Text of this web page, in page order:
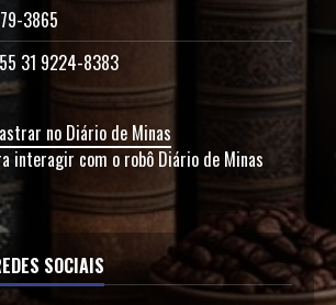
3865
31 9224-8383
no Diário de Minas
interagir com o robô Diário de Minas
SOCIAIS